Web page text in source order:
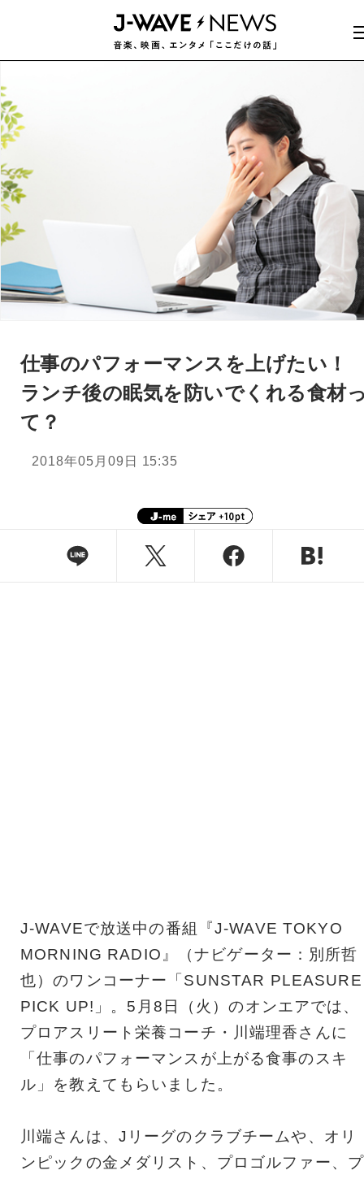
仕事のパフォーマンスを上げたい！
ランチ後の眠気を防いでくれる食材
て？
2018年05月09日 15:35
J-WAVEで放送中の番組『J-WAVE TOKYO
MORNING RADIO』（ナビゲーター：別所哲
也）のワンコーナー「SUNSTAR PLEASURE
PICK UP!」。5月8日（火）のオンエアでは、
プロアスリート栄養コーチ・川端理香さんに
「仕事のパフォーマンスが上がる食事のスキ
ル」を教えてもらいました。
川端さんは、Jリーグのクラブチームや、オリ
ンピックの金メダリスト、プロゴルファー、プ